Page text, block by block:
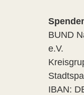
BUND
e.V.
IBAN: